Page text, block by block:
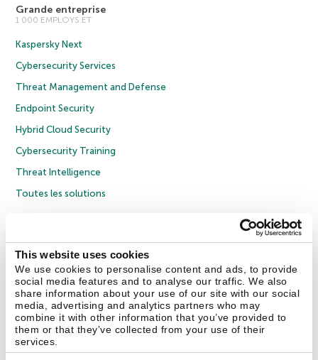
This website uses cookies
We use cookies to personalise content and ads, to provide
social media features and to analyse our traffic. We also
share information about your use of our site with our social
media, advertising and analytics partners who may
combine it with other information that you’ve provided to
them or that they’ve collected from your use of their
services.
Grande entreprise
1 000 EMPLOYS ET
Kaspersky Next
Cybersecurity Services
Threat Management and Defense
Endpoint Security
Hybrid Cloud Security
Cybersecurity Training
Threat Intelligence
Toutes les solutions
Politique de confidentialité
Politique anticorruption
Contrat de licence grand public
Contrat de licence entreprises
Cookies
Nous contacter À propos Partenaires Blog Communiqués de presse
Securelist Eugene Personal Blog Encyclopédie de Kaspersky